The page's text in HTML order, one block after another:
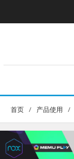
首页 产品使用